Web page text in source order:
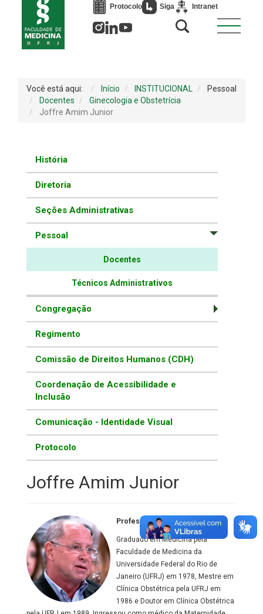
PARA
Protocolo Siga Intranet
Você está aqui: Início INSTITUCIONAL
Pessoal
Docentes
Ginecologia e Obstetrícia
Joffre Amim Junior
História
Diretoria
Seções Administrativas
Pessoal
Docentes
Técnicos Administrativos
Congregação
Regimento
Comissão de Direitos Humanos (CDH)
Coordenação de Acessibilidade e
Inclusão
Comunicação - Identidade Visual
Protocolo
Joffre Amim Junior
Professor Associado
Graduado em Medicina pela
Faculdade de Medicina da
Universidade Federal do Rio de
Janeiro (UFRJ) em 1978, Mestre em
Clínica Obstétrica pela UFRJ em
1986 e Doutor em Clínica Obstétrica